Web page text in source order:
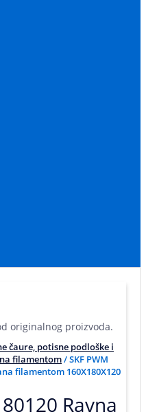
originalnog proizvoda.
čaure, potisne podloške i
filamentom/ SKF PWM
filamentom 160X180X120
Ravna